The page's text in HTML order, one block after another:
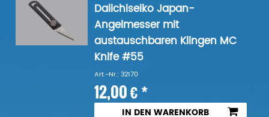
Daiichiseiko Japan-
Angelmesser mit
austauschbaren Klingen MC
Knife #55
Art.-Nr.: 32170
12,00 € *
IN DEN WARENKORB